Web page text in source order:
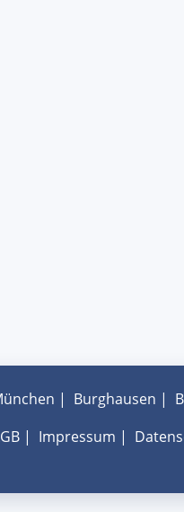
| Burghausen |
| Impressum |